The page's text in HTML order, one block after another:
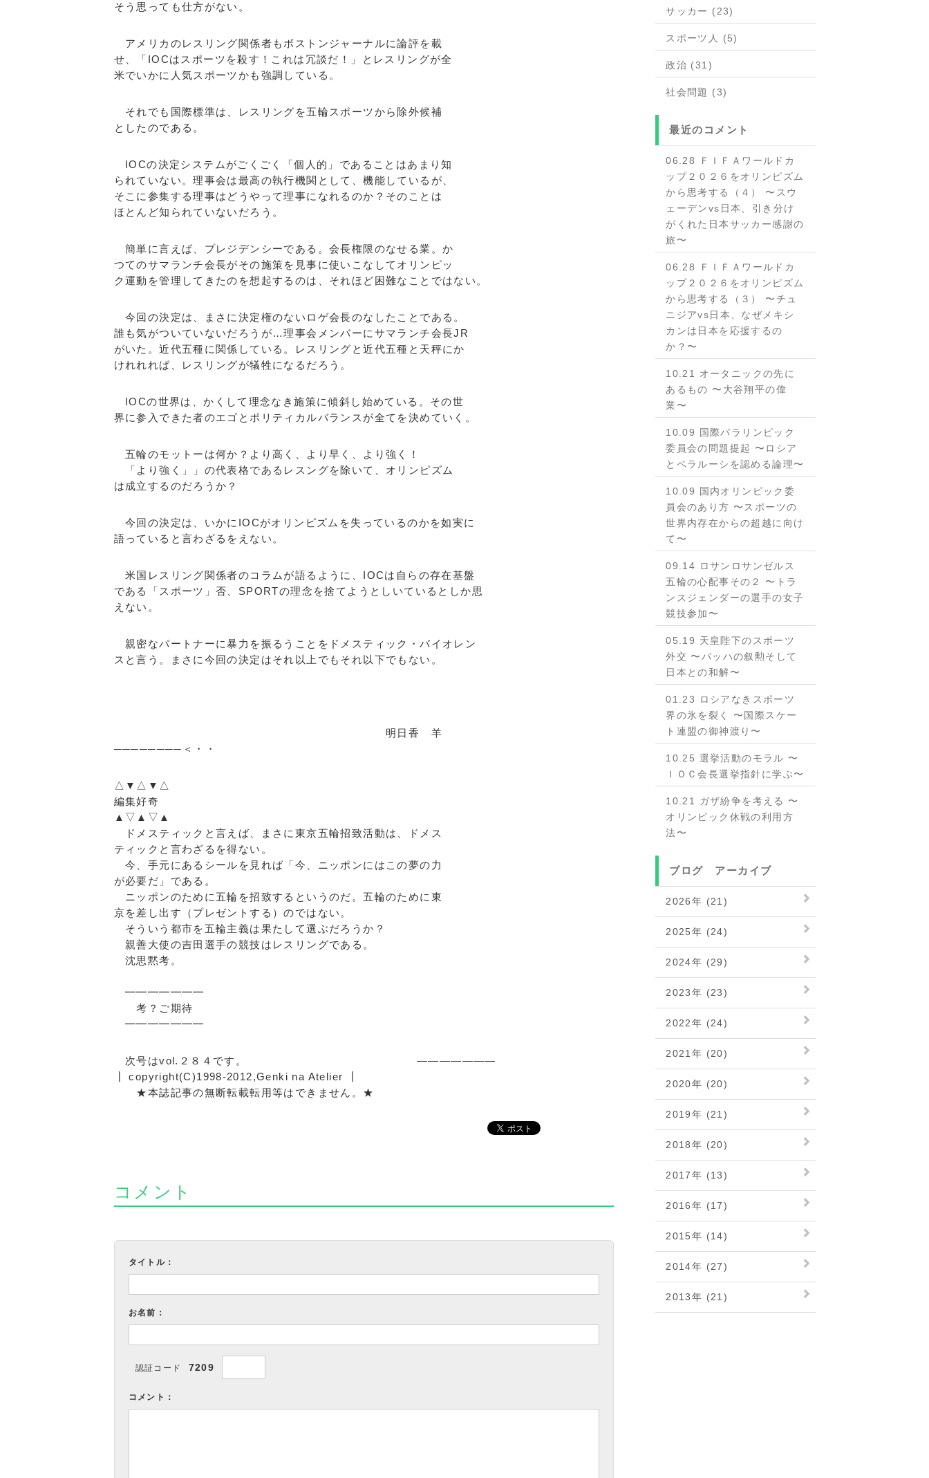
そう思っても仕方がない。
アメリカのレスリング関係者もボストンジャーナルに論評を載
せ、「IOCはスポーツを殺す！これは冗談だ！」とレスリングが全
米でいかに人気スポーツかも強調している。
それでも国際標準は、レスリングを五輪スポーツから除外候補
としたのである。
IOCの決定システムがごくごく「個人的」であることはあまり知
られていない。理事会は最高の執行機関として、機能しているが、
そこに参集する理事はどうやって理事になれるのか？そのことは
ほとんど知られていないだろう。
簡単に言えば、プレジデンシーである。会長権限のなせる業。か
つてのサマランチ会長がその施策を見事に使いこなしてオリンピッ
ク運動を管理してきたのを想起するのは、それほど困難なことではない。
今回の決定は、まさに決定権のないロゲ会長のなしたことである。
誰も気がついていないだろうが…理事会メンバーにサマランチ会長JR
がいた。近代五種に関係している。レスリングと近代五種と天秤にか
けれれれば、レスリングが犠牲になるだろう。
IOCの世界は、かくして理念なき施策に傾斜し始めている。その世
界に参入できた者のエゴとポリティカルバランスが全てを決めていく。
五輪のモットーは何か？より高く、より早く、より強く！
「より強く」」の代表格であるレスングを除いて、オリンピズム
は成立するのだろうか？
今回の決定は、いかにIOCがオリンピズムを失っているのかを如実に
語っていると言わざるをえない。
米国レスリング関係者のコラムが語るように、IOCは自らの存在基盤
である「スポーツ」否、SPORTの理念を捨てようとしいているとしか思
えない。
親密なパートナーに暴力を振るうことをドメスティック・バイオレン
スと言う。まさに今回の決定はそれ以上でもそれ以下でもない。
明日香 羊
────────＜・・
△▼△▼△
編集好奇
▲▽▲▽▲
ドメスティックと言えば、まさに東京五輪招致活動は、ドメス
ティックと言わざるを得ない。
今、手元にあるシールを見れば「今、ニッポンにはこの夢の力
が必要だ」である。
ニッポンのために五輪を招致するというのだ。五輪のために東
京を差し出す（プレゼントする）のではない。
そういう都市を五輪主義は果たして選ぶだろうか？
親善大使の吉田選手の競技はレスリングである。
沈思黙考。
━━━━━━━
考？ご期待
━━━━━━━
次号はvol.２８４です。 ―――――――
┃ copyright(C)1998-2012,Genki na Atelier ┃
★本誌記事の無断転載転用等はできません。★
コメント
タイトル：
お名前：
認証コード 7209
コメント：
サッカー (23)
スポーツ人 (5)
政治 (31)
社会問題 (3)
最近のコメント
06.28 ＦＩＦＡワールドカ
ップ２０２６をオリンピズム
から思考する（４） 〜スウ
ェーデンvs日本、引き分け
がくれた日本サッカー感謝の
旅〜
06.28 ＦＩＦＡワールドカ
ップ２０２６をオリンピズム
から思考する（３） 〜チュ
ニジアvs日本、なぜメキシ
カンは日本を応援するの
か？〜
10.21 オータニックの先に
あるもの 〜大谷翔平の偉
業〜
10.09 国際パラリンピック
委員会の問題提起 〜ロシア
とベラルーシを認める論理〜
10.09 国内オリンピック委
員会のあり方 〜スポーツの
世界内存在からの超越に向け
て〜
09.14 ロサンロサンゼルス
五輪の心配事その２ 〜トラ
ンスジェンダーの選手の女子
競技参加〜
05.19 天皇陛下のスポーツ
外交 〜バッハの叙勲そして
日本との和解〜
01.23 ロシアなきスポーツ
界の氷を裂く 〜国際スケー
ト連盟の御神渡り〜
10.25 選挙活動のモラル 〜
ＩＯＣ会長選挙指針に学ぶ〜
10.21 ガザ紛争を考える 〜
オリンピック休戦の利用方
法〜
ブログ アーカイブ
2026年 (21)
2025年 (24)
2024年 (29)
2023年 (23)
2022年 (24)
2021年 (20)
2020年 (20)
2019年 (21)
2018年 (20)
2017年 (13)
2016年 (17)
2015年 (14)
2014年 (27)
2013年 (21)